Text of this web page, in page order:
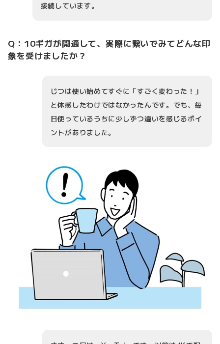
接続しています。
Q：10ギガが開通して、実際に繋いでみてどんな印
象を受けましたか？
じつは使い始めてすぐに「すごく変わった！」
と体感したわけではなかったんです。でも、毎
日使っているうちに少しずつ違いを感じるポイ
ントがありました。